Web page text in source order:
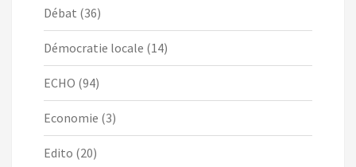
Débat (36)
Démocratie locale (14)
ECHO (94)
Economie (3)
Edito (20)